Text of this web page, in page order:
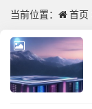
当前位置： 首页